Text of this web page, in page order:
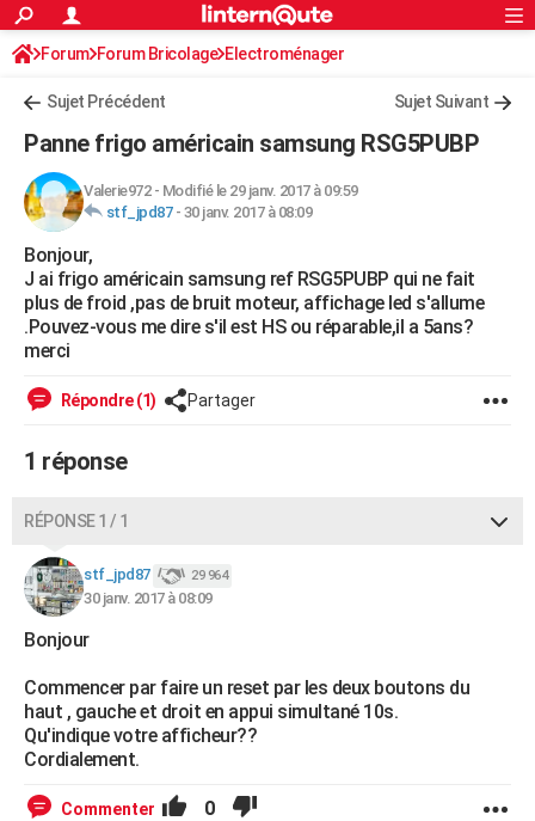
ACTUALITÉS
Politique
Société
Faits Divers
Education
Monde
Villes
+
FINANCE
Retraite
Impôts
Epargne
Immobilier
Risques naturels par ville
Banque
Assurance
Crédit
AUTO
Essais
Réserver un essai
Citadines
Berlines
SUV
Forum auto
+HIGH-TECH
Mobiles
Meilleur smartphone
Internet
Ordinateurs
Jeux vidéo
Guide high-tech
+BRICOLAGE
Forum
Aménagement intérieur
Extérieur
Cuisine
Salle de bains
Jardinage
Rangement
Guides de France
Escapades
Patrimoine
Expositions
Musées
Week-end nature
Art de vivre
Bien-être
Loisirs
Mode
Modes de vie
SANTE
Alimentation
Guide de la santé
Maladies
Médicaments
Sommeil
VOYAGE
Destinations
City break
Voyage nature
Voyage de noces
Forum
Climat
PHOTO
GUIDES D'ACHAT
CARTE DE VOEUX
Carte de Noël
Carte Bonne année
Carte Saint-Valentin
Carte Pâques
Carte d'anniversaire
DICTIONNAIRE
Dictionnaire
Biographies
Citations
Expressions
Proverbes
PROGRAMME TV
S'inscrire
Connexion
Forum Forum Bricolage Electroménager
Sujet Précédent Sujet Suivant
Panne frigo américain samsung RSG5PUBP
Valerie972- Modifié le 29 janv. 2017 à 09:59
stf_jpd87- 30 janv. 2017 à 08:09
Bonjour,
J ai frigo américain samsung ref RSG5PUBP qui ne fait
plus de froid ,pas de bruit moteur, affichage led s'allume
.Pouvez-vous me dire s'il est HS ou réparable,il a 5ans?
merci
Répondre (1) Partager
1 réponse
RÉPONSE 1 / 1
stf_jpd87 29 964
30 janv. 2017 à 08:09
Bonjour
Commencer par faire un reset par les deux boutons du
haut , gauche et droit en appui simultané 10s.
Qu'indique votre afficheur??
Cordialement.
Commenter 0